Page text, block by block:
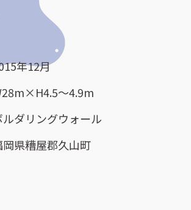
年12月
～4.9m
ルダリングウォール
岡県糟屋郡久山町